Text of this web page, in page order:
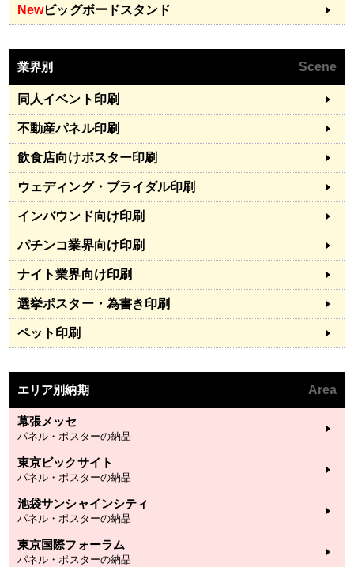
Newビッグボードスタンド
業界別 Scene
同人イベント印刷
不動産パネル印刷
飲食店向けポスター印刷
ウェディング・ブライダル印刷
インバウンド向け印刷
パチンコ業界向け印刷
ナイト業界向け印刷
選挙ポスター・為書き印刷
ペット印刷
エリア別納期 Area
幕張メッセ
パネル・ポスターの納品
東京ビックサイト
パネル・ポスターの納品
池袋サンシャインシティ
パネル・ポスターの納品
東京国際フォーラム
パネル・ポスターの納品